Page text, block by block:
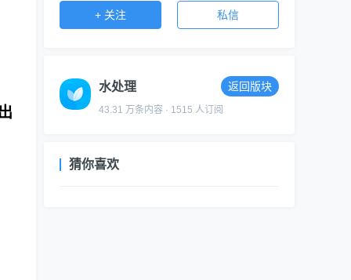
+ 关注 私信
水处理 返回版块
43.31 万条内容 · 1515 人订阅
猜你喜欢